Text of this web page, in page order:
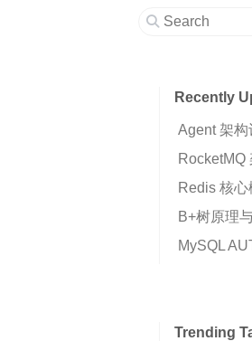
Recently
Trending